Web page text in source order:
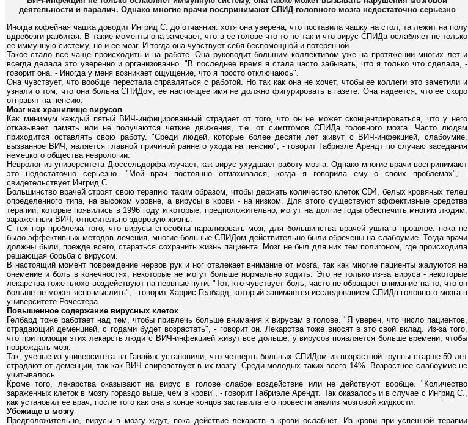
деятельности и паралич. Однако многие врачи воспринимают СПИД головного мозга недостаточно серьезно
Иногда кофейная чашка доводит Ингрид С. до отчаяния: хотя она уверена, что поставила чашку на стол, та лежит на полу
вдребезги разбитая. В такие моменты она замечает, что в ее голове что-то не так и что вирус СПИДа ослабляет не только
ее иммунную систему, но и ее мозг. И тогда она чувствует себя беспомощной и потерянной.
Такое стало все чаще происходить и на работе. Она руководит большим коллективом уже на протяжении многих лет и
всегда делала это уверенно и организованно. "В последнее время я стала часто забывать, что я только что сделала, -
говорит она. - Иногда у меня возникает ощущение, что я просто отключаюсь".
Она чувствует, что вообще перестала справляться с работой. Но так как она не хочет, чтобы ее коллеги это заметили и
узнали о том, что она больна СПИДом, ее настоящее имя не должно фигурировать в газете. Она надеется, что ее скоро
отправят на пенсию.
Мозг как хранилище вирусов
Как минимум каждый пятый ВИЧ-инфицированный страдает от того, что он не может сконцентрироваться, что у него
отказывает память или не получаются четкие движения, т.е. от симптомов СПИДа головного мозга. Часто людям
приходится оставлять свою работу. "Среди людей, которые более десяти лет живут с ВИЧ-инфекцией, слабоумие,
вызванное ВИЧ, является главной причиной раннего ухода на пенсию", - говорит Габриэле Арендт по случаю заседания
немецкого общества неврологии.
Невролог из университета Дюссельдорфа изучает, как вирус ухудшает работу мозга. Однако многие врачи воспринимают
это недостаточно серьезно. "Мой врач постоянно отмахивался, когда я говорила ему о своих проблемах", -
свидетельствует Ингрид С.
Большинство врачей строят свою терапию таким образом, чтобы держать количество клеток CD4, белых кровяных телец
определенного типа, на высоком уровне, а вирусы в крови - на низком. Для этого существуют эффективные средства
терапии, которые появились в 1996 году и которые, предположительно, могут на долгие годы обеспечить многим людям,
зараженным ВИЧ, относительно здоровую жизнь.
С тех пор проблема того, что вирусы способны парализовать мозг, для большинства врачей ушла в прошлое: пока не
было эффективных методов лечения, многие больные СПИДом действительно были обречены на слабоумие. Тогда врачи
должны были, прежде всего, стараться сохранить жизнь пациента. Мозг не был для них тем полигоном, где происходила
решающая борьба с вирусом.
В настоящий момент повреждение нервов рук и ног отвлекает внимание от мозга, так как многие пациенты жалуются на
онемение и боль в конечностях, некоторые не могут больше нормально ходить. Это не только из-за вируса - некоторые
лекарства тоже плохо воздействуют на нервные пути. "Тот, кто чувствует боль, часто не обращает внимание на то, что он
больше не может ясно мыслить", - говорит Харрис Гелбард, который занимается исследованием СПИДа головного мозга в
университете Рочестера.
Повышенное содержание вирусных клеток
Гелбард тоже работает над тем, чтобы привлечь больше внимания к вирусам в голове. "Я уверен, что число пациентов,
страдающий деменцией, с годами будет возрастать", - говорит он. Лекарства тоже вносят в это свой вклад. Из-за того,
что при помощи этих лекарств люди с ВИЧ-инфекцией живут все дольше, у вирусов появляется больше времени, чтобы
повреждать мозг.
Так, ученые из университета на Гавайях установили, что четверть больных СПИДом из возрастной группы старше 50 лет
страдают от деменции, так как ВИЧ свирепствует в их мозгу. Среди молодых таких всего 14%. Возрастное слабоумие не
учитывалось.
Кроме того, лекарства оказывают на вирус в голове слабое воздействие или не действуют вообще. "Количество
зараженных клеток в мозгу гораздо выше, чем в крови", - говорит Габриэле Арендт. Так оказалось и в случае с Ингрид С.,
как установил ее врач, после того как она в конце концов заставила его провести анализ мозговой жидкости.
Убежище в мозгу
Предположительно, вирусы в мозгу ждут, пока действие лекарств в крови ослабнет. Из крови при успешной терапии